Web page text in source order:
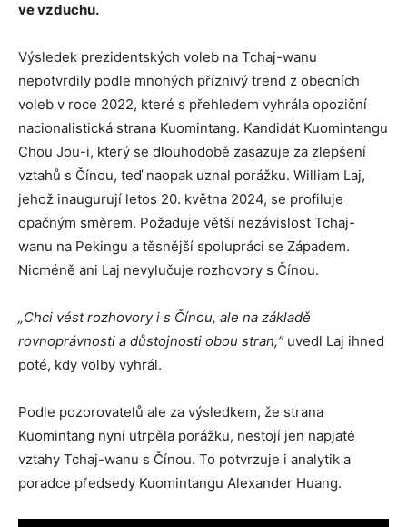
ve vzduchu.
Výsledek prezidentských voleb na Tchaj-wanu
nepotvrdily podle mnohých příznivý trend z obecních
voleb v roce 2022, které s přehledem vyhrála opoziční
nacionalistická strana Kuomintang. Kandidát Kuomintangu
Chou Jou-i, který se dlouhodobě zasazuje za zlepšení
vztahů s Čínou, teď naopak uznal porážku. William Laj,
jehož inaugurují letos 20. května 2024, se profiluje
opačným směrem. Požaduje větší nezávislost Tchaj-
wanu na Pekingu a těsnější spolupráci se Západem.
Nicméně ani Laj nevylučuje rozhovory s Čínou.
„Chci vést rozhovory i s Čínou, ale na základě
rovnoprávnosti a důstojnosti obou stran,“uvedl Laj ihned
poté, kdy volby vyhrál.
Podle pozorovatelů ale za výsledkem, že strana
Kuomintang nyní utrpěla porážku, nestojí jen napjaté
vztahy Tchaj-wanu s Čínou. To potvrzuje i analytik a
poradce předsedy Kuomintangu Alexander Huang.